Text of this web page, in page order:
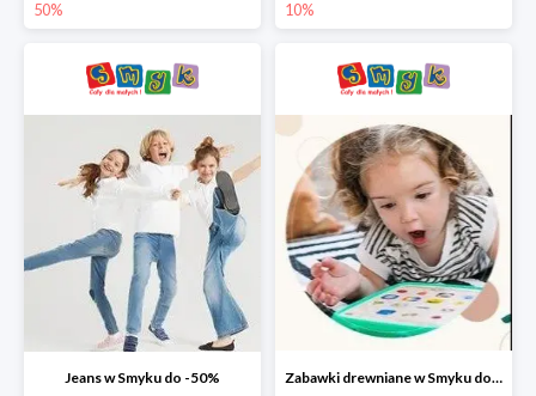
50% 10%
Jeans w Smyku do -50% Zabawki drewniane w Smyku do -45%